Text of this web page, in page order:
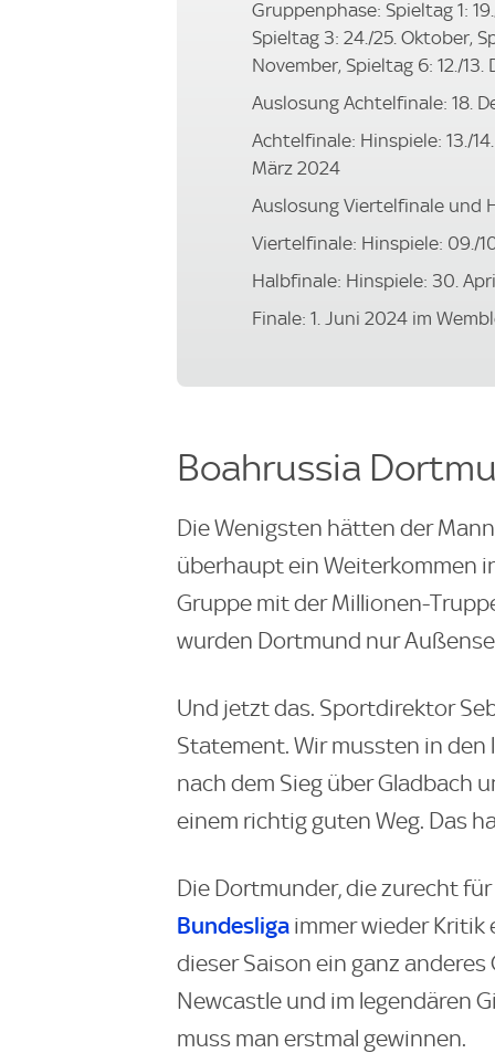
Gruppenphase: Spieltag 1:
Spieltag 3: 24./25. Oktober,
November, Spieltag 6: 12./13.
Auslosung Achtelfinale: 18.
Achtelfinale: Hinspiele: 13./
März 2024
Auslosung Viertelfinale und
Viertelfinale: Hinspiele: 09./
Halbfinale: Hinspiele: 30.
Finale: 1. Juni 2024 im
Boahrussia
Die Wenigsten hätten der
überhaupt ein Weiterkommen
Gruppe mit der Millionen-
wurden Dortmund nur
Und jetzt das. Sportdirektor
Statement. Wir mussten in
nach dem Sieg über Gladbach
einem richtig guten Weg. Das
Die Dortmunder, die zurecht
Bundesliga immer wieder Kritik
dieser Saison ein ganz
Newcastle und im legendären
muss man erstmal gewinnen.